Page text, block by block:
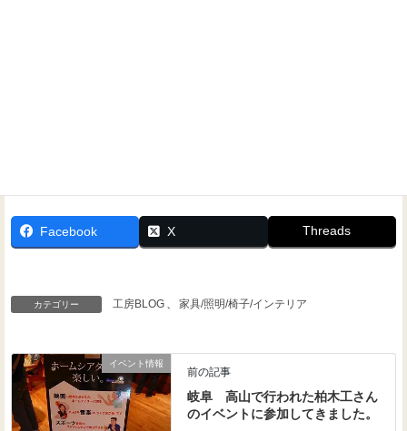
Facebook X Threads
カテゴリー 工房BLOG 、 家具/照明/椅子/インテリア
イベント情報
前の記事
岐阜 高山で行われた柏木工さん
のイベントに参加してきました。